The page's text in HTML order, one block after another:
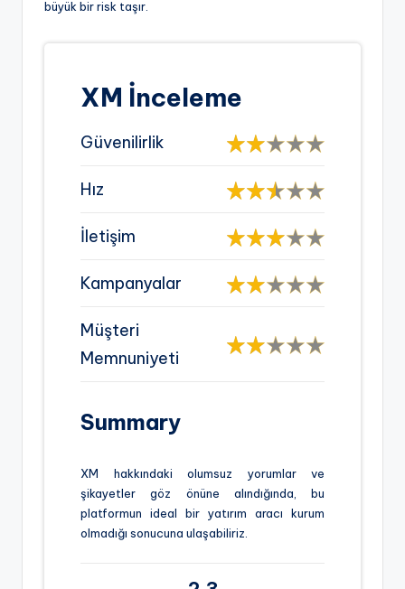
büyük bir risk taşır.
XM İnceleme
Güvenilirlik
Hız
İletişim
Kampanyalar
Müşteri
Memnuniyeti
Summary
XM hakkındaki olumsuz yorumlar ve
şikayetler göz önüne alındığında, bu
platformun ideal bir yatırım aracı kurum
olmadığı sonucuna ulaşabiliriz.